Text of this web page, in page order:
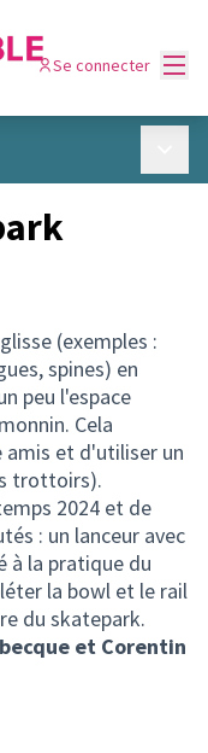
Se connecter
(exemples :
spines) en
peu l'espace
Cela
et d'utiliser un
trottoirs).
2024 et de
: un lanceur avec
à la pratique du
la bowl et le rail
du skatepark.
et Corentin